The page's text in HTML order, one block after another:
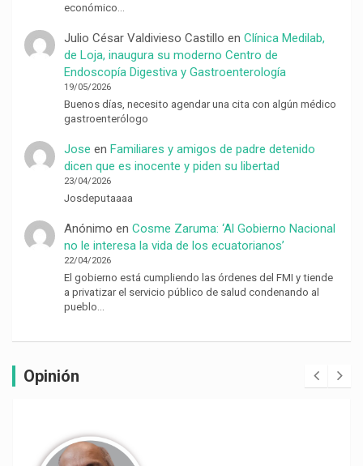
económico…
Julio César Valdivieso Castillo en Clínica Medilab,
de Loja, inaugura su moderno Centro de
Endoscopía Digestiva y Gastroenterología
19/05/2026
Buenos días, necesito agendar una cita con algún médico
gastroenterólogo
Jose en Familiares y amigos de padre detenido
dicen que es inocente y piden su libertad
23/04/2026
Josdeputaaaa
Anónimo en Cosme Zaruma: ‘Al Gobierno Nacional
no le interesa la vida de los ecuatorianos’
22/04/2026
El gobierno está cumpliendo las órdenes del FMI y tiende
a privatizar el servicio público de salud condenando al
pueblo…
Opinión